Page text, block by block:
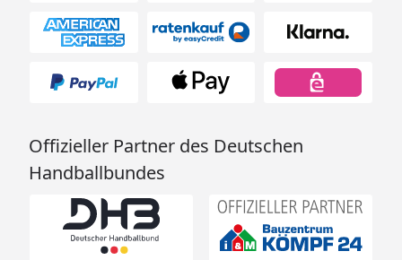
Offizieller Partner des Deutschen
Handballbundes